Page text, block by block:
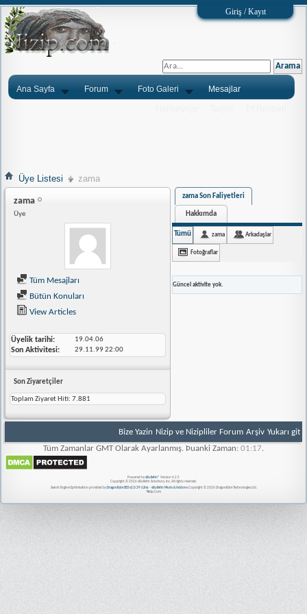
Giriş / Kayıt
Ana Sayfa Forum Foto Galeri Mesajlar
Üye Listesi zama
zama
Üye
Tüm Mesajları
Bütün Konuları
View Articles
Üyelik tarihi 19.04.06
Son Aktivitesi 29.11.9922:00
Son Ziyaretçiler
Toplam Ziyaret Hiti: 7.881
zama Son Faliyetleri
Hakkımda
Tümü zama Arkadaşlar
Fotoğraflar
Güncel aktivite yok.
Bize Yazin Nizip ve Nizipliler Forum Arşiv Yukarı git
Tüm Zamanlar GMT Olarak Ayarlanmış. Þuanki Zaman: 01:17.
Powered by vBulletin® Version 4.2.5
Copyright © 2026 vBulletin Solutions, Inc. All rights reserved.
Search Engine Optimisation provided by DragonByte SEO v2.0.39 (Lite)- vBulletin Mods & AddonsCopyright © 2026 DragonByte Technologies Ltd.
Nizip.Com